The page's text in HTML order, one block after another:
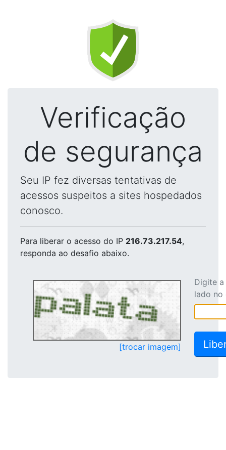
Verificação
de segurança
Seu IP fez diversas tentativas de
acessos suspeitos a sites hospedados
conosco.
Para liberar o acesso do IP 216.73.217.54,
responda ao desafio abaixo.
[trocar imagem]
Digite
lado no